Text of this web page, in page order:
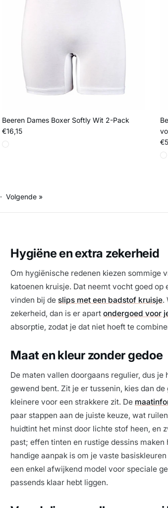
Beeren Dames Boxer Softly Wit 2-Pack
Reguliere prijs
€16,15
· Volgende »
Hygiëne en extra zekerheid
Om hygiënische redenen kiezen sommige
katoenen kruisje. Dat neemt vocht goed
vinden bij de slips met een badstof kruisje.
zekerheid, dan is er apart ondergoed voor
absorptie, zodat je dat niet hoeft te
Maat en kleur zonder gedoe
De maten vallen doorgaans regulier, dus
gewend bent. Zit je er tussenin, kies dan
kleinere voor een strakkere zit. De
paar stappen aan de juiste keuze, wat
huidtint het minst door lichte stof heen, en
past; effen tinten en rustige dessins
handige aanpak is om je vaste
een enkel afwijkend model voor speciale
passends klaar hebt liggen.